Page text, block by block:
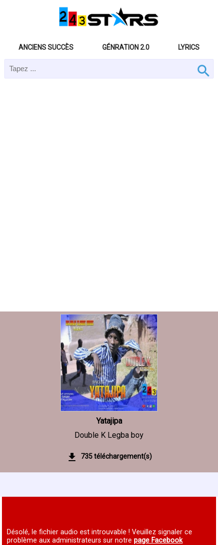
ANCIENS SUCCÈS GÉNRATION 2.0 LYRICS
Yatajipa
Double K Legba boy
735 téléchargement(s)
Désolé, le fichier audio est introuvable ! Veuillez signaler ce
problème aux administrateurs sur notrepage Facebook